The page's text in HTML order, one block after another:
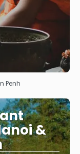
Penh
&